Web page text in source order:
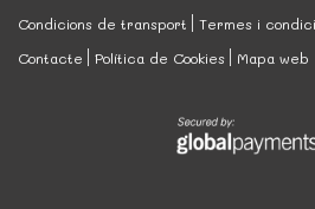
Condicions de transport
Termes i
Contacte
Política de Cookies Mapa web